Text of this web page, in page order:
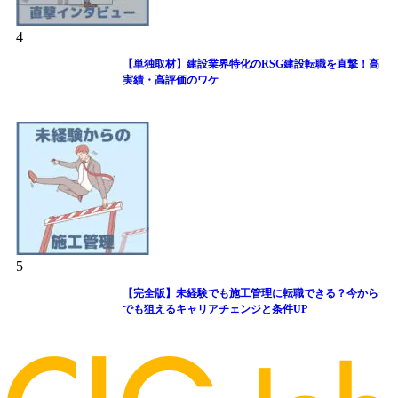
4
【単独取材】建設業界特化のRSG建設転職を直撃！高
実績・高評価のワケ
5
【完全版】未経験でも施工管理に転職できる？今から
でも狙えるキャリアチェンジと条件UP